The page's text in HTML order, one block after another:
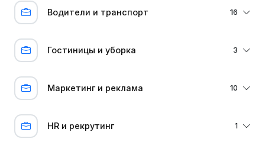
Водители и транспорт 16
Гостиницы и уборка 3
Маркетинг и реклама 10
HR и рекрутинг 1